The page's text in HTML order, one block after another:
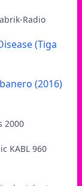
Radio
(Tiga
(2016)
2000
KABL 960